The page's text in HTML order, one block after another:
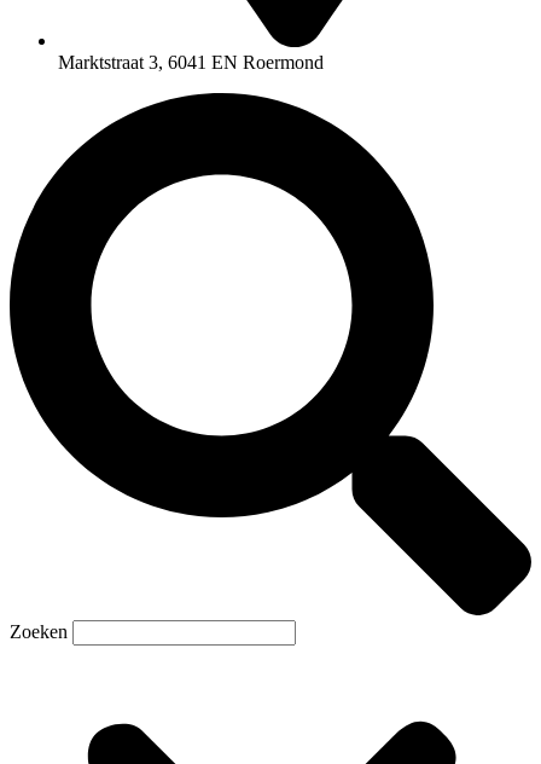
Marktstraat 3, 6041 EN Roermond
Zoeken